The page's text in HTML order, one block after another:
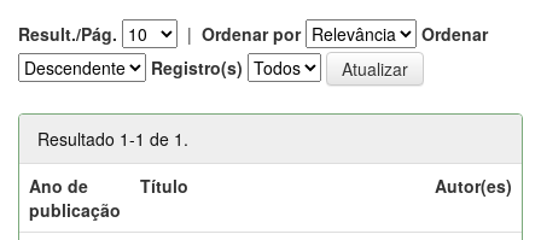
Result./Pág. | Ordenar por
Ordenar
Registro(s)
Resultado 1-1 de 1.
Ano de
publicação
Título Autor(es)